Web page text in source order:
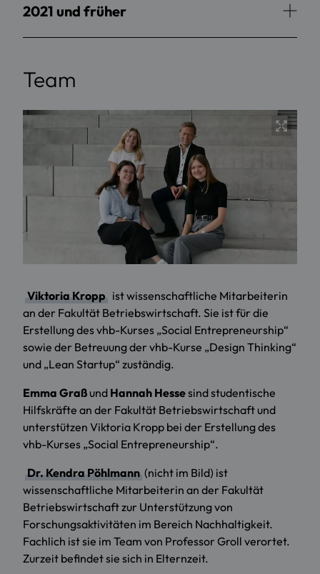
2021 und früher
Team
Viktoria Kropp ist wissenschaftliche Mitarbeiterin
an der Fakultät Betriebswirtschaft. Sie ist für die
Erstellung des vhb-Kurses „Social Entrepreneurship“
sowie der Betreuung der vhb-Kurse „Design Thinking“
und „Lean Startup“ zuständig.
Emma Graß und Hannah Hessesind studentische
Hilfskräfte an der Fakultät Betriebswirtschaft und
unterstützen Viktoria Kropp bei der Erstellung des
vhb-Kurses „Social Entrepreneurship“.
Dr. Kendra Pöhlmann (nicht im Bild) ist
wissenschaftliche Mitarbeiterin an der Fakultät
Betriebswirtschaft zur Unterstützung von
Forschungsaktivitäten im Bereich Nachhaltigkeit.
Fachlich ist sie im Team von Professor Groll verortet.
Zurzeit befindet sie sich in Elternzeit.